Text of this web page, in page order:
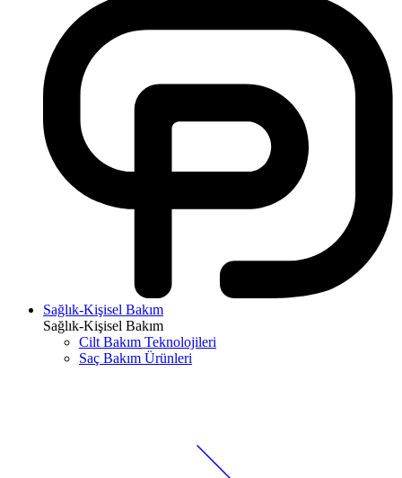
Sağlık-Kişisel Bakım
Sağlık-Kişisel Bakım
Cilt Bakım Teknolojileri
Saç Bakım Ürünleri